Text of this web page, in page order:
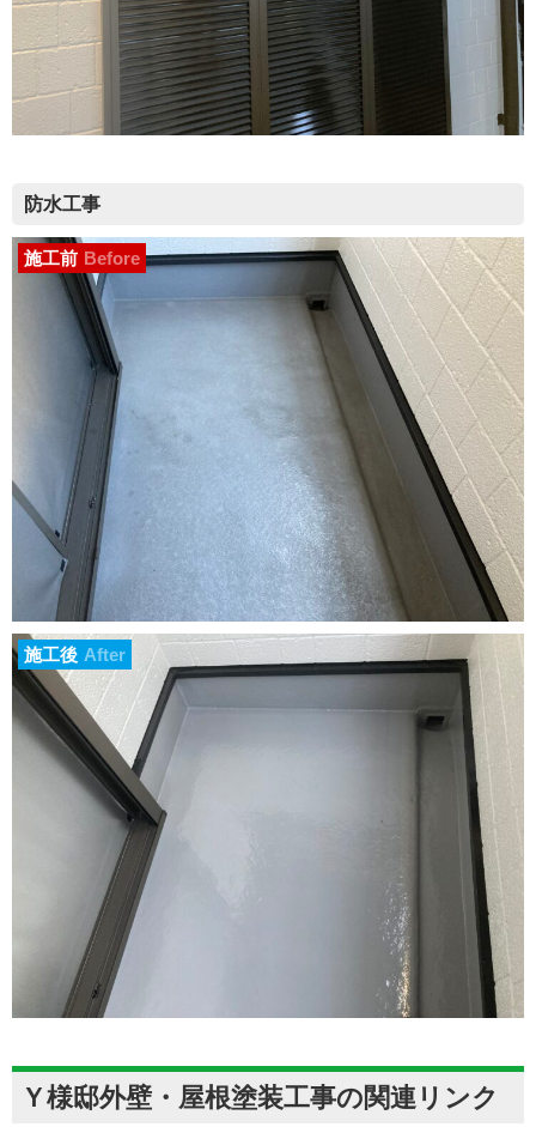
防水工事
施工前 Before
施工後 After
Ｙ様邸外壁・屋根塗装工事の関連リンク